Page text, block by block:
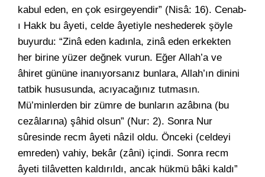
kabul eden, en çok esirgeyendir” (Nisâ: 16). Cenab-
ı Hakk bu âyeti, celde âyetiyle neshederek şöyle
buyurdu: “Zinâ eden kadınla, zinâ eden erkekten
her birine yüzer değnek vurun. Eğer Allah’a ve
âhiret gününe inanıyorsanız bunlara, Allah’ın dinini
tatbik hususunda, acıyacağınız tutmasın.
Mü’minlerden bir zümre de bunların azâbına (bu
cezâlarına) şâhid olsun” (Nur: 2). Sonra Nur
sûresinde recm âyeti nâzil oldu. Önceki (celdeyi
emreden) vahiy, bekâr (zâni) içindi. Sonra recm
âyeti tilâvetten kaldırıldı, ancak hükmü bâki kaldı”